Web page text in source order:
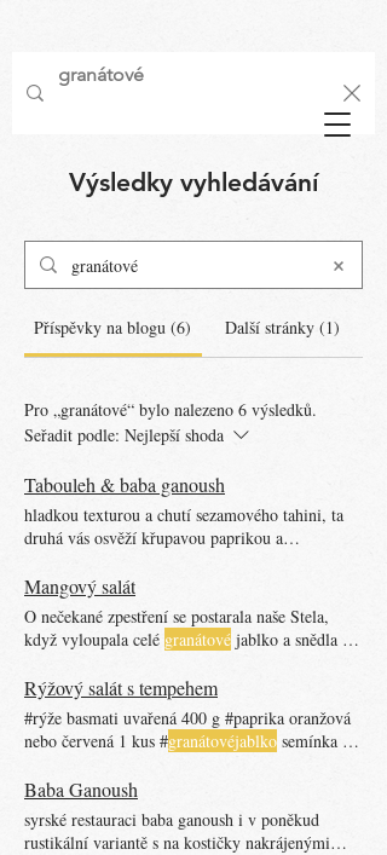
Výsledky vyhledávání
Příspěvky na blogu (6) Další stránky (1)
Pro „granátové“ bylo nalezeno 6 výsledků.
Seřadit podle: Nejlepší shoda
Tabouleh & baba ganoush
hladkou texturou a chutí sezamového tahini, ta
druhá vás osvěží křupavou paprikou a
dohladka. základ na druhou rustikálnější variantu
#paprika 2 kusy ideálně více barev
#granátovéjablkoDejte do misky a ozdobte
semínkygranátovéhojablka.
Mangový salát
O nečekané zpestření se postarala naše Stela,
když vyloupala celé granátové jablko a snědla jen
pražené nesolené 100 g #koriandr čerstvý 1
svazek #
granátovéjablkoZ granátového
jablka
vyjměte semínka. Navrch ozdobte arašídy,
zbylým koriandrem a semínky zgranátového
jablka. TIP: Do tohoto receptu využijete jen
polovinugranátových
Rýžový salát s tempehem
#rýže basmati uvařená 400 g #paprika oranžová
nebo červená 1 kus #granátovéjablko semínka z
svazeček #dýňovýolej 3 lžíce #sůl Papriku
nakrájejte na kostičky, z
granátové
Baba Ganoush
syrské restauraci baba ganoush i v poněkud
rustikální variantě s na kostičky nakrájenými